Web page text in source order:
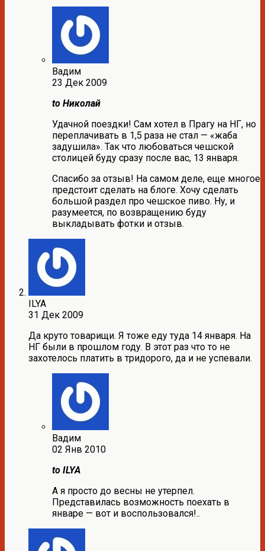
Вадим
23 Дек 2009
to Николай
Удачной поездки! Сам хотел в Прагу на НГ, но
переплачивать в 1,5 раза не стал — «жаба
задушила». Так что любоваться чешской
столицей буду сразу после вас, 13 января.
Спасибо за отзыв! На самом деле, еще многое
предстоит сделать на блоге. Хочу сделать
большой раздел про чешское пиво. Ну, и
разумеется, по возвращению буду
выкладывать фотки и отзыв.
ILYA
31 Дек 2009
Да круто товарищи. Я тоже еду туда 14 января. На
НГ были в прошлом году. В этот раз что то не
захотелось платить в тридорого, да и не успевали.
Вадим
02 Янв 2010
to ILYA
А я просто до весны не утерпел.
Представилась возможность поехать в
январе — вот и воспользовался!..